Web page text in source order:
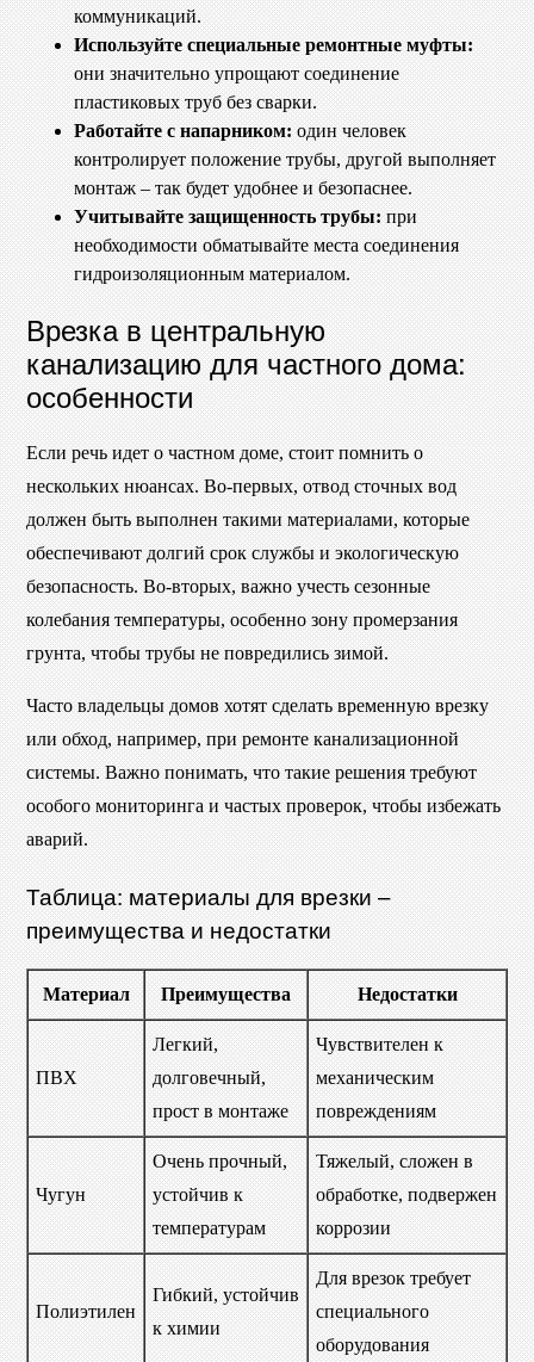
коммуникаций.
Используйте специальные ремонтные муфты:
они значительно упрощают соединение
пластиковых труб без сварки.
Работайте с напарником: один человек
контролирует положение трубы, другой выполняет
монтаж – так будет удобнее и безопаснее.
Учитывайте защищенность трубы: при
необходимости обматывайте места соединения
гидроизоляционным материалом.
Врезка в центральную
канализацию для частного дома:
особенности
Если речь идет о частном доме, стоит помнить о
нескольких нюансах. Во-первых, отвод сточных вод
должен быть выполнен такими материалами, которые
обеспечивают долгий срок службы и экологическую
безопасность. Во-вторых, важно учесть сезонные
колебания температуры, особенно зону промерзания
грунта, чтобы трубы не повредились зимой.
Часто владельцы домов хотят сделать временную врезку
или обход, например, при ремонте канализационной
системы. Важно понимать, что такие решения требуют
особого мониторинга и частых проверок, чтобы избежать
аварий.
Таблица: материалы для врезки –
преимущества и недостатки
Материал Преимущества Недостатки
ПВХ
Легкий,
долговечный,
прост в монтаже
Чувствителен к
механическим
повреждениям
Чугун
Очень прочный,
устойчив к
температурам
Тяжелый, сложен в
обработке, подвержен
коррозии
Полиэтилен
Гибкий, устойчив
к химии
Для врезок требует
специального
оборудования